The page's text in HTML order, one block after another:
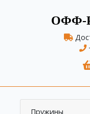
ОФФ-
Пружины